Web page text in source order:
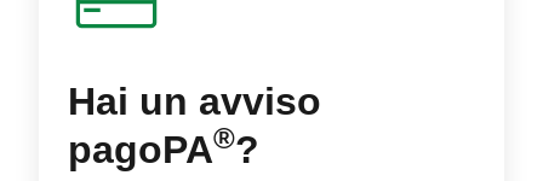
Hai un avviso
pagoPA®?